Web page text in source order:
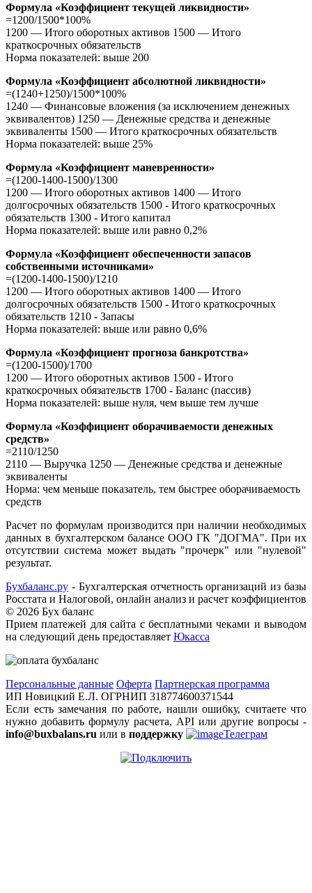
Формула «Коэффициент текущей ликвидности»
=1200/1500*100%
1200 — Итого оборотных активов 1500 — Итого
краткосрочных обязательств
Норма показателей: выше 200
Формула «Коэффициент абсолютной ликвидности»
=(1240+1250)/1500*100%
1240 — Финансовые вложения (за исключением денежных
эквивалентов) 1250 — Денежные средства и денежные
эквиваленты 1500 — Итого краткосрочных обязательств
Норма показателей: выше 25%
Формула «Коэффициент маневренности»
=(1200-1400-1500)/1300
1200 — Итого оборотных активов 1400 — Итого
долгосрочных обязательств 1500 - Итого краткосрочных
обязательств 1300 - Итого капитал
Норма показателей: выше или равно 0,2%
Формула «Коэффициент обеспеченности запасов
собственными источниками»
=(1200-1400-1500)/1210
1200 — Итого оборотных активов 1400 — Итого
долгосрочных обязательств 1500 - Итого краткосрочных
обязательств 1210 - Запасы
Норма показателей: выше или равно 0,6%
Формула «Коэффициент прогноза банкротства»
=(1200-1500)/1700
1200 — Итого оборотных активов 1500 - Итого
краткосрочных обязательств 1700 - Баланс (пассив)
Норма показателей: выше нуля, чем выше тем лучше
Формула «Коэффициент оборачиваемости денежных
средств»
=2110/1250
2110 — Выручка 1250 — Денежные средства и денежные
эквиваленты
Норма: чем меньше показатель, тем быстрее оборачиваемость
средств
Расчет по формулам производится при наличии необходимых
данных в бухгалтерском балансе ООО ГК "ДОГМА". При их
отсутствии система может выдать "прочерк" или "нулевой"
результат.
Бухбаланс.ру - Бухгалтерская отчетность организаций из базы
Росстата и Налоговой, онлайн анализ и расчет коэффициентов
© 2026 Бух баланс
Прием платежей для сайта с бесплатными чеками и выводом
на следующий день предоставляет Юкасса
Персональные данные Оферта Партнерская программа
ИП Новицкий Е.Л. ОГРНИП 318774600371544
Если есть замечания по работе, нашли ошибку, считаете что
нужно добавить формулу расчета, API или другие вопросы -
info@buxbalans.ru или в поддержку Телеграм